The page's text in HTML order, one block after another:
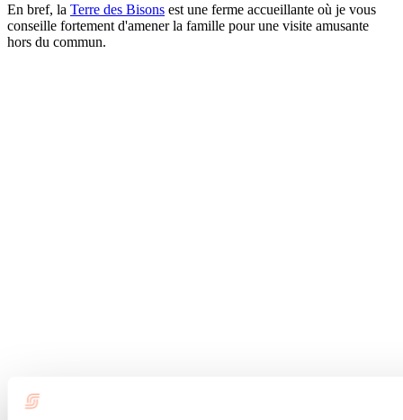
En bref, la Terre des Bisons est une ferme accueillante où je vous
conseille fortement d'amener la famille pour une visite amusante
hors du commun.